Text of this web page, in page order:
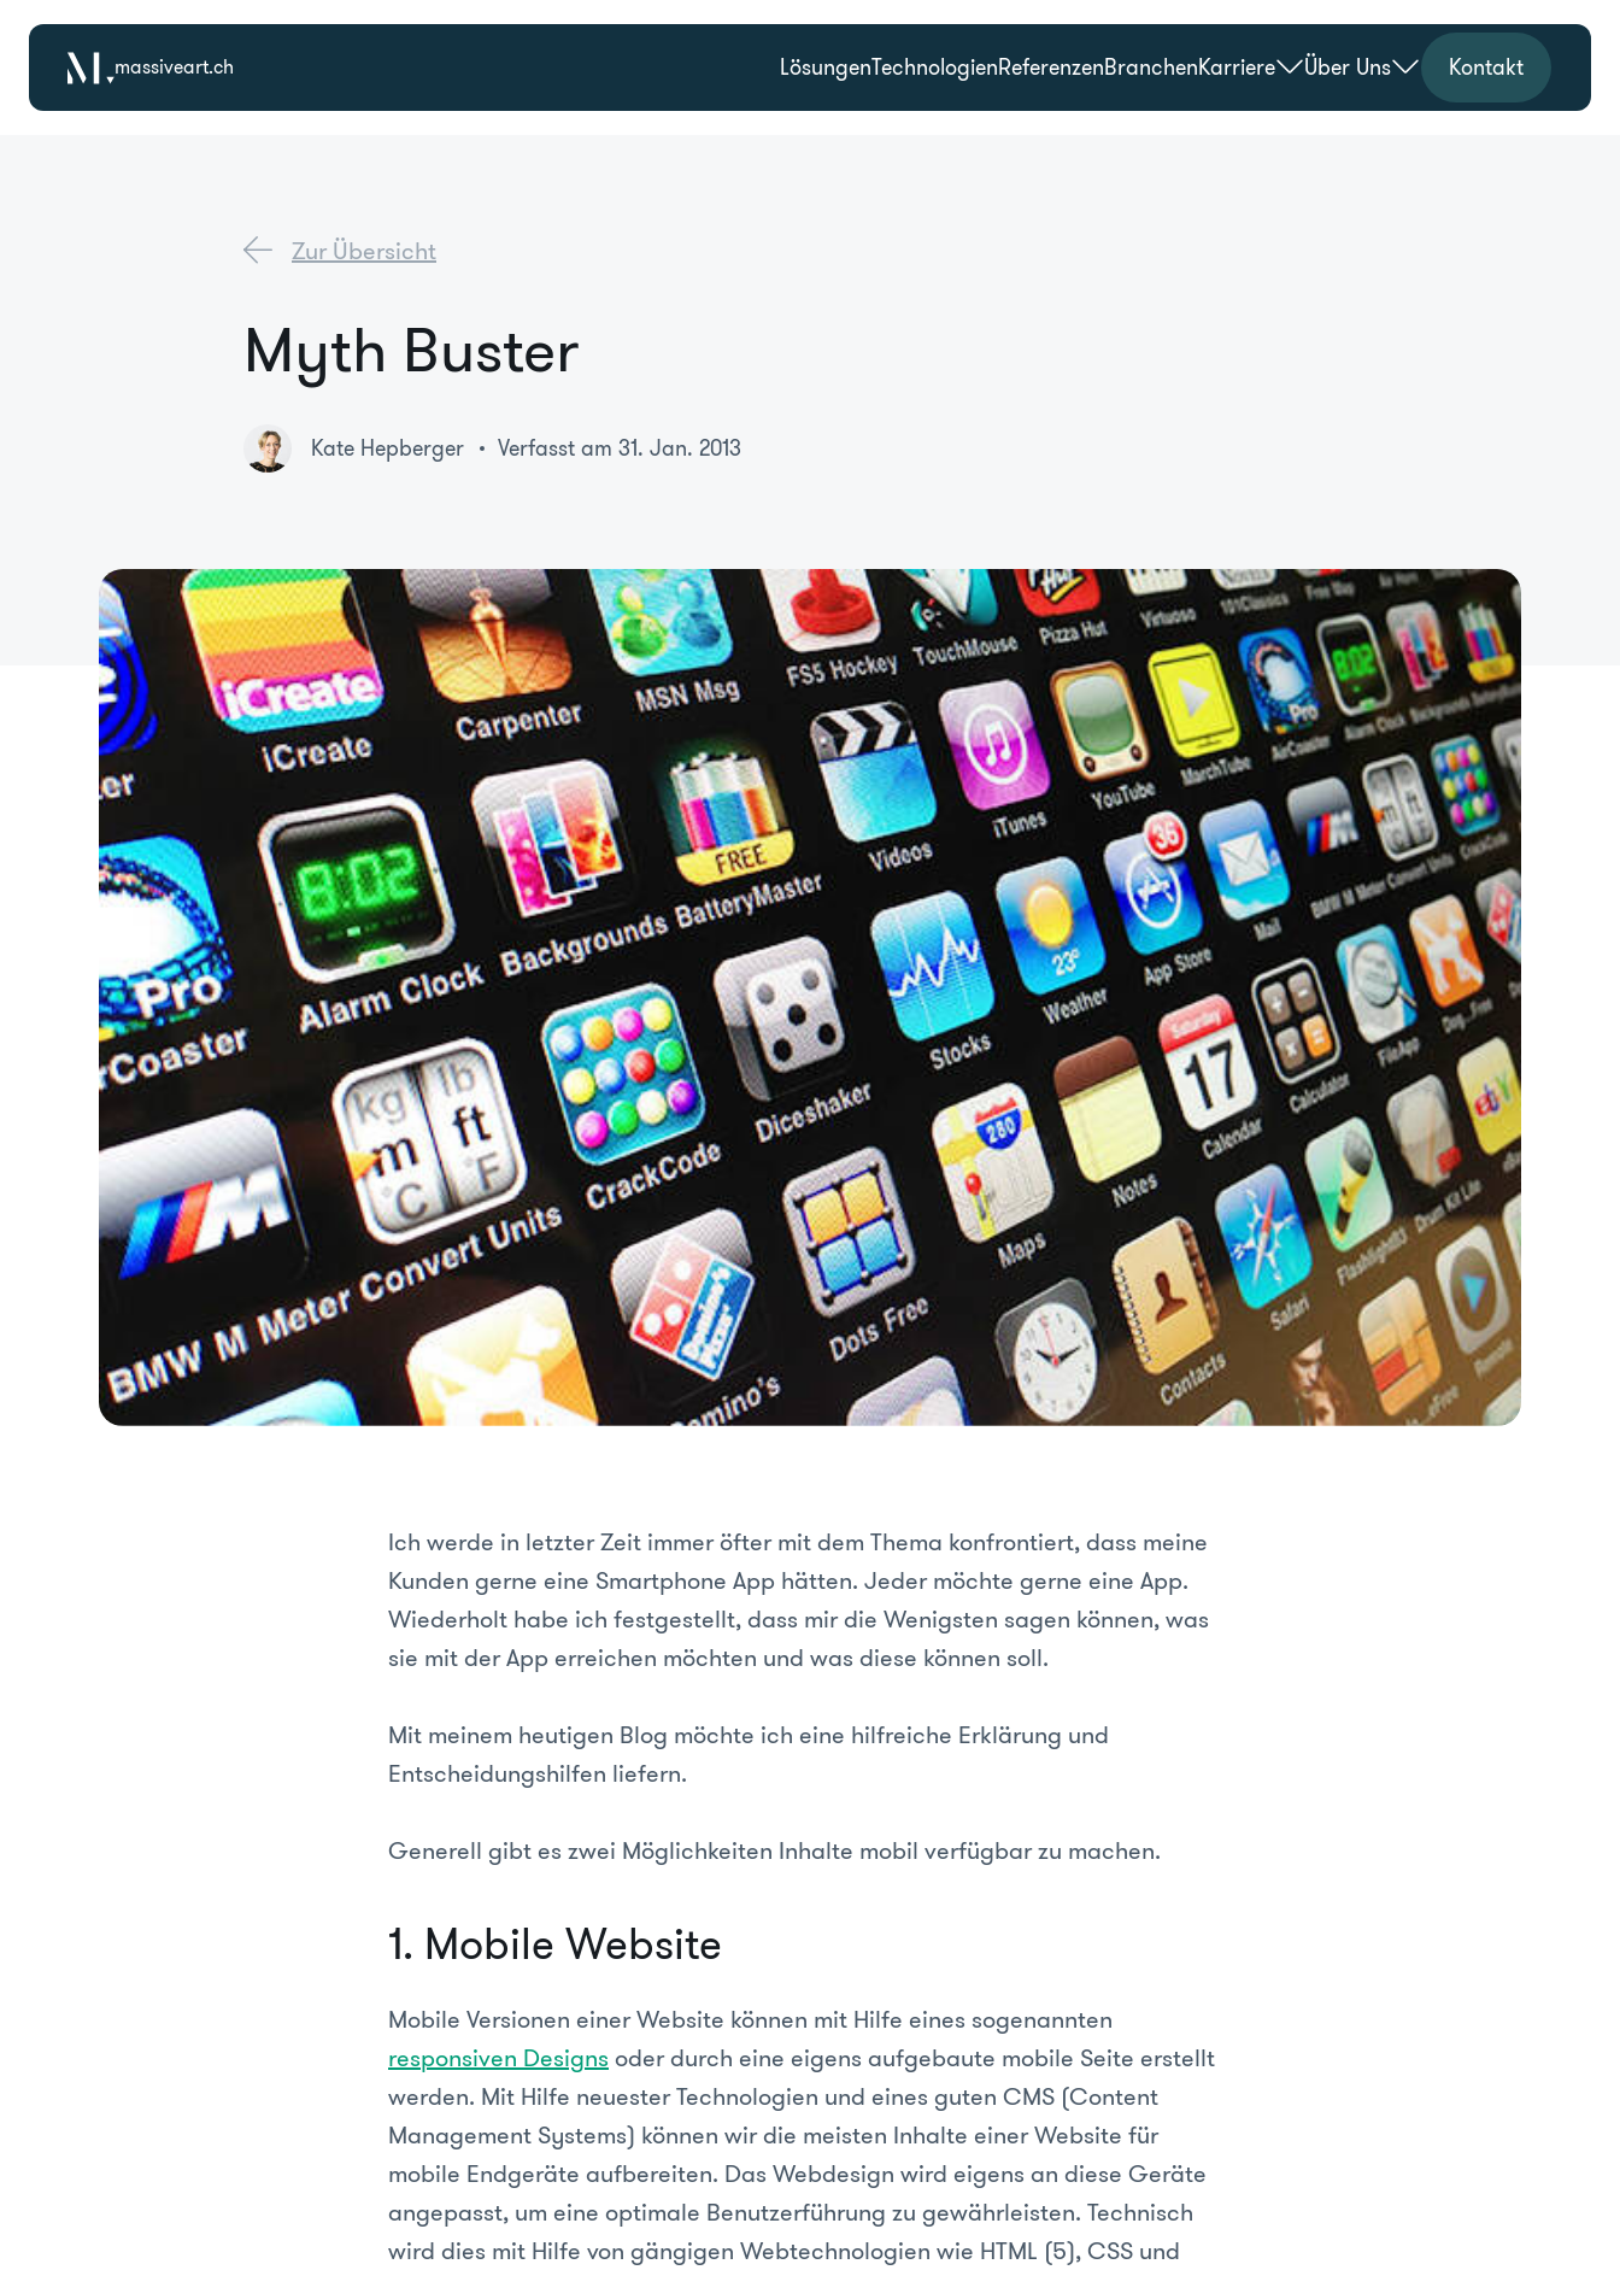
massiveart.ch LösungenTechnologienReferenzenBranchenKarriere Über Uns Kontakt
Zur Übersicht
Myth Buster
Kate Hepberger Verfasst am 31. Jan. 2013
Ich werde in letzter Zeit immer öfter mit dem Thema konfrontiert, dass meine
Kunden gerne eine Smartphone App hätten. Jeder möchte gerne eine App.
Wiederholt habe ich festgestellt, dass mir die Wenigsten sagen können, was
sie mit der App erreichen möchten und was diese können soll.
Mit meinem heutigen Blog möchte ich eine hilfreiche Erklärung und
Entscheidungshilfen liefern.
Generell gibt es zwei Möglichkeiten Inhalte mobil verfügbar zu machen.
1. Mobile Website
Mobile Versionen einer Website können mit Hilfe eines sogenannten
responsiven Designs oder durch eine eigens aufgebaute mobile Seite erstellt
werden. Mit Hilfe neuester Technologien und eines guten CMS (Content
Management Systems) können wir die meisten Inhalte einer Website für
mobile Endgeräte aufbereiten. Das Webdesign wird eigens an diese Geräte
angepasst, um eine optimale Benutzerführung zu gewährleisten. Technisch
wird dies mit Hilfe von gängigen Webtechnologien wie HTML (5), CSS und